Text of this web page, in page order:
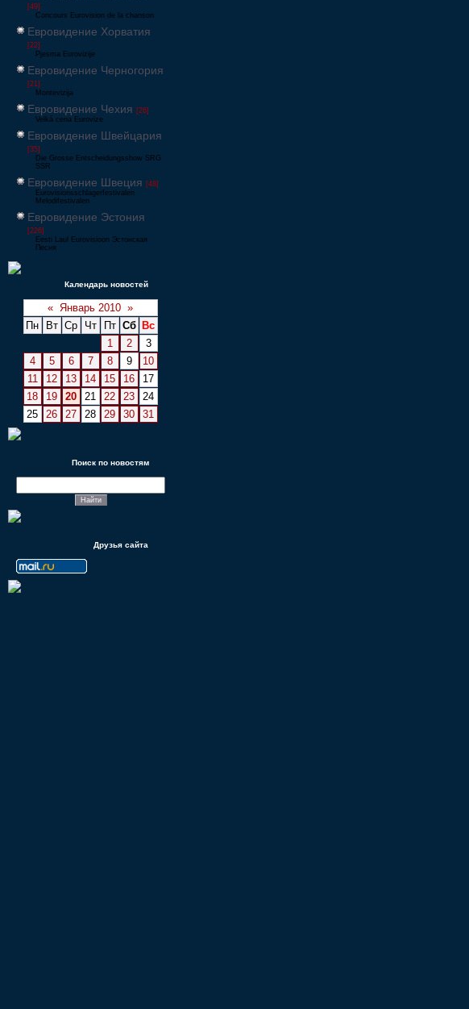
[49]
Concours Eurovision de la chanson
Евровидение Хорватия
[22]
Pjesma Eurovizije
Евровидение Черногория
[21]
Montevizija
Евровидение Чехия [26]
Velká cena Eurovize
Евровидение Швейцария
[35]
Die Grosse Entscheidungsshow SRG
SSR
Евровидение Швеция [48]
Eurovisionsschlagerfestivalen
Melodifestivalen
Евровидение Эстония
[226]
Eesti Laul Eurovisioon Эстонская
Песня
Календарь новостей
« Январь 2010 »
Пн
Вт Ср Чт Пт Сб
Вс
1
2
3
4
5 6 7 8 9
10
11
12 13 14 15 16
17
18
19 20 21 22 23
24
25
26 27 28 29 30 31
Поиск по новостям
Друзья сайта